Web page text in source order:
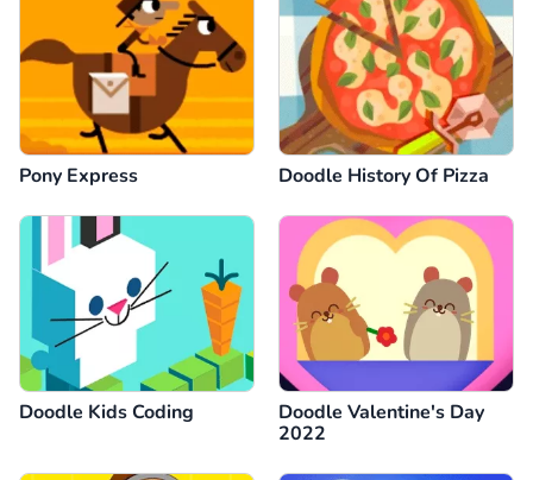
Pony Express Doodle History Of Pizza
Doodle Kids Coding
Doodle Valentine's Day
2022